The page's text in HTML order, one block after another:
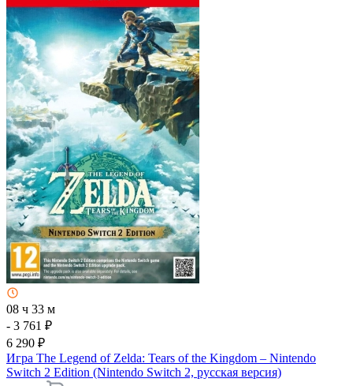
08 ч 33 м
- 3 761 ₽
6 290 ₽
Игра The Legend of Zelda: Tears of the Kingdom – Nintendo
Switch 2 Edition (Nintendo Switch 2, русская версия)